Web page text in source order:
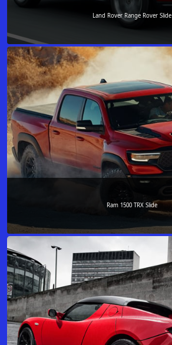
Land Rover Range Rover Slide
Ram 1500 TRX Slide